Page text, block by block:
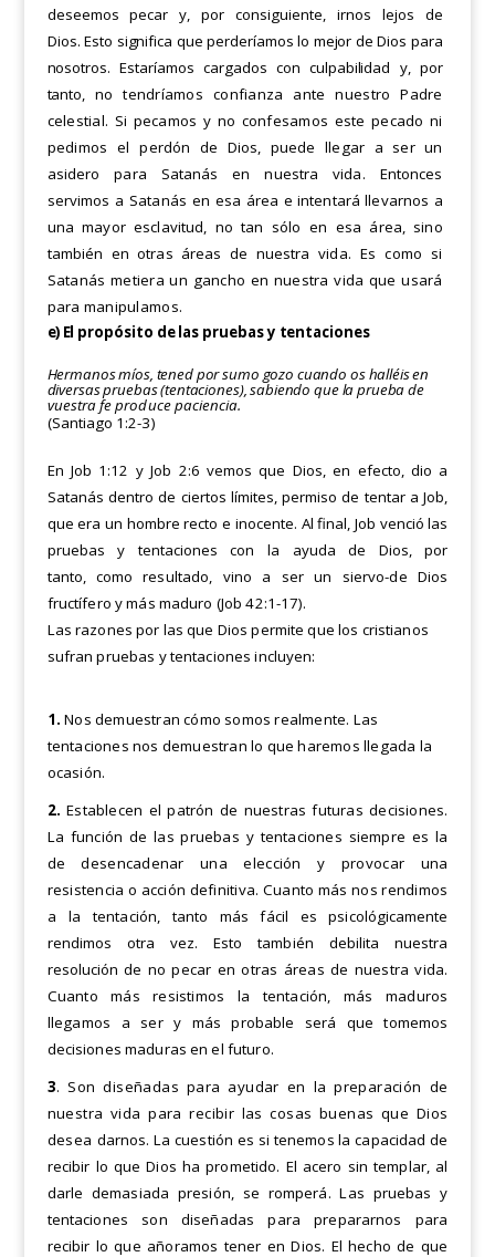
deseemos pecar y, por consiguiente, irnos lejos de
Dios.Esto significa que perderíamos lo mejor de Dios para
nosotros. Estaríamos cargados con culpabilidad y, por
tanto, no tendríamos confianza ante nuestro Padre
celestial. Si pecamos y no confesamos este pecado ni
pedimos elperdón de Dios, puede llegar a ser un
asidero para Satanás en nuestra vida. Entonces
servimos a Satanás en esa área e intentará llevarnos a
una mayor esclavitud, no tan sólo en esa área, sino
también en otras áreas de nuestra vida. Es como si
Satanás metiera un gancho en nuestra vida que usará
para manipulamos.
e) El propósito de las pruebas y tentaciones
Hermanos míos, tened por sumo gozo cuando os halléis en
diversas pruebas (tentaciones), sabiendo que la pruebade
vuestra fe produce paciencia.
(Santiago 1:2-3)
En Job 1:12 y Job 2:6 vemos que Dios, en efecto, dio a
Satanás dentro de ciertos límites, permiso de tentar a Job,
que era un hombre recto e inocente. Al final, Job venció las
pruebas y tentaciones con la ayuda de Dios, por
tanto, como resultado, vino a ser un siervo-de Dios
fructífero y más maduro (Job 42:1-17).
Las razones por las que Dios permite que los cristianos
sufran pruebas y tentaciones incluyen:
1. Nos demuestran cómo somos realmente. Las
tentaciones nos demuestran lo que haremos llegada la
ocasión.
2. Establecen el patrón de nuestras futuras decisiones.
La función de las pruebas y tentaciones siempre es la
dedesencadenar una elección y provocar una
resistencia o acción definitiva. Cuanto más nos rendimos
a latentación, tanto más fácil es psicológicamente
rendimos otra vez. Esto también debilita nuestra
resolución de no pecar en otras áreas de nuestra vida.
Cuanto más resistimos la tentación, más maduros
llegamos a ser y más probable será que tomemos
decisiones maduras en el futuro.
3. Son diseñadas para ayudar en la preparación de
nuestra vida para recibir las cosas buenas que Dios
desea darnos. La cuestión es si tenemos la capacidad de
recibir lo que Dios ha prometido. El acero sin templar, al
darle demasiada presión, se romperá. Las pruebas y
tentaciones son diseñadas para prepararnos para
recibir lo que añoramos tener en Dios. El hecho de que